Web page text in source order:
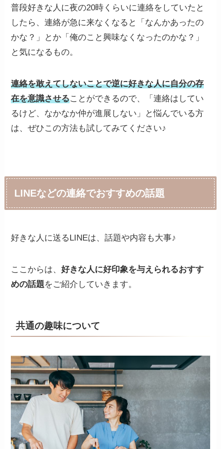
普段好きな人に夜の20時くらいに連絡をしていたと
したら、連絡が急に来なくなると「なんかあったの
かな？」とか「俺のこと興味なくなったのかな？」
と気になるもの。
連絡を敢えてしないことで逆に好きな人に自分の存
在を意識させることができるので、「連絡はしてい
るけど、なかなか仲が進展しない」と悩んでいる方
は、ぜひこの方法も試してみてください♪
LINEなどの連絡でおすすめの話題
好きな人に送るLINEは、話題や内容も大事♪
ここからは、好きな人に好印象を与えられるおすす
めの話題をご紹介していきます。
共通の趣味について